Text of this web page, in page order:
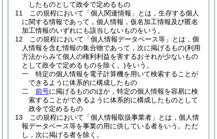
したものとして政令で定めるもの
11
この規程において「個人関連情報」とは，生存する個人
に関する情報であって，個人情報，仮名加工情報及び匿名
加工情報のいずれにも該当しないものをいう。
12
この規程において「個人情報データベース等」とは，個
人情報を含む情報の集合物であって，次に掲げるもの(利用
方法からみて個人の権利利益を害するおそれが少ないもの
として政令で定めるものを除く。)をいう。
一
特定の個人情報を電子計算機を用いて検索することが
できるように体系的に構成したもの
二
前号に掲げるもののほか，特定の個人情報を容易に検
索することができるように体系的に構成したものとして
政令で定めるもの
13
この規程において「個人情報取扱事業者」とは，個人情
報データベース等を事業の用に供している者をいう。 ただ
し，次に掲げる者を除く。